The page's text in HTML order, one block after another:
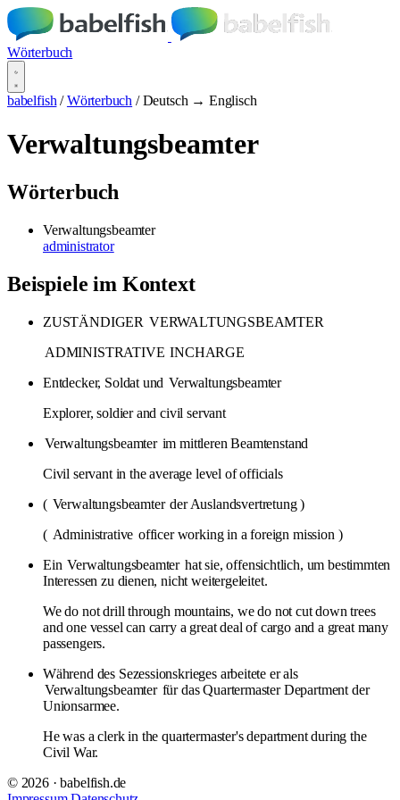
Wörterbuch
babelfish / Wörterbuch / Deutsch → Englisch
Verwaltungsbeamter
Wörterbuch
Verwaltungsbeamter
administrator
Beispiele im Kontext
ZUSTÄNDIGER VERWALTUNGSBEAMTER
ADMINISTRATIVE INCHARGE
Entdecker, Soldat und Verwaltungsbeamter
Explorer, soldier and civil servant
Verwaltungsbeamter im mittleren Beamtenstand
Civil servant in the average level of officials
( Verwaltungsbeamter der Auslandsvertretung )
( Administrative officer working in a foreign mission )
Ein Verwaltungsbeamter hat sie, offensichtlich, um bestimmten
Interessen zu dienen, nicht weitergeleitet.
We do not drill through mountains, we do not cut down trees
and one vessel can carry a great deal of cargo and a great many
passengers.
Während des Sezessionskrieges arbeitete er als
Verwaltungsbeamter für das Quartermaster Department der
Unionsarmee.
He was a clerk in the quartermaster's department during the
Civil War.
© 2026 · babelfish.de